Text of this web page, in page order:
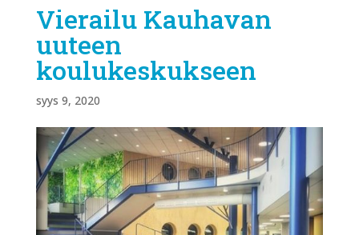
Vierailu Kauhavan
uuteen
koulukeskukseen
syys 9, 2020